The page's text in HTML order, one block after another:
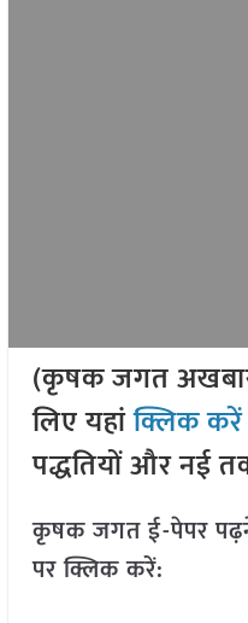
(कृषक जगत
लिए यहांक्लिक करें
पद्धतियों और नई
कृषक जगत ई-पेपर
पर क्लिक करें: